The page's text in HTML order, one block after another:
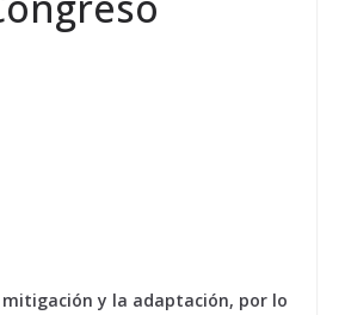
y la adaptación, por lo